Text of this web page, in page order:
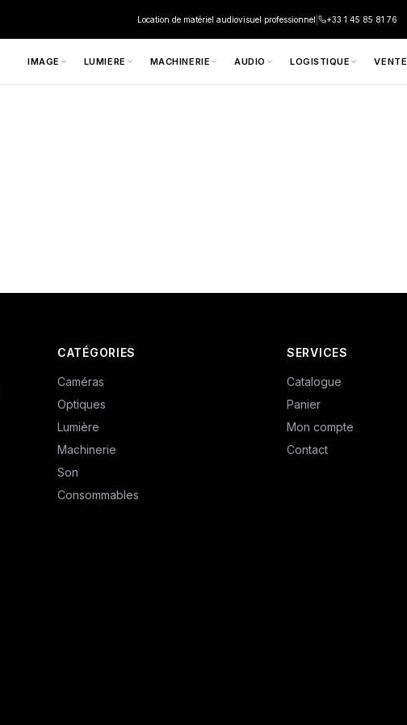
Location de matériel audiovisuel professionnel +33 1 45 85 81 76
IMAGE LUMIERE MACHINERIE AUDIO LOGISTIQUE VENTE
CATÉGORIES
Caméras
Optiques
Lumière
Machinerie
Son
Consommables
SERVICES
Catalogue
Panier
Mon compte
Contact